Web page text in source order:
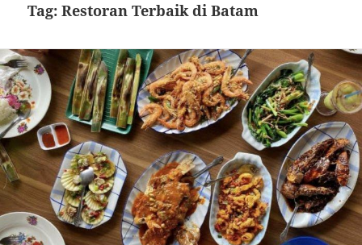
Tag:Restoran Terbaik di Batam